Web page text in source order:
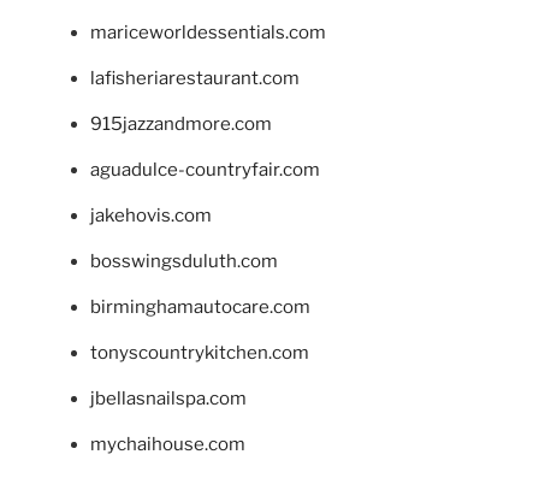
mariceworldessentials.com
lafisheriarestaurant.com
915jazzandmore.com
aguadulce-countryfair.com
jakehovis.com
bosswingsduluth.com
birminghamautocare.com
tonyscountrykitchen.com
jbellasnailspa.com
mychaihouse.com